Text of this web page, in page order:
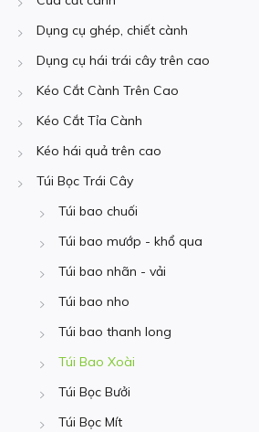
Dụng cụ ghép, chiết cành
Dụng cụ hái trái cây trên cao
Kéo Cắt Cành Trên Cao
Kéo Cắt Tỉa Cành
Kéo hái quả trên cao
Túi Bọc Trái Cây
Túi bao chuối
Túi bao mướp - khổ qua
Túi bao nhãn - vải
Túi bao nho
Túi bao thanh long
Túi Bao Xoài
Túi Bọc Bưởi
Túi Bọc Mít